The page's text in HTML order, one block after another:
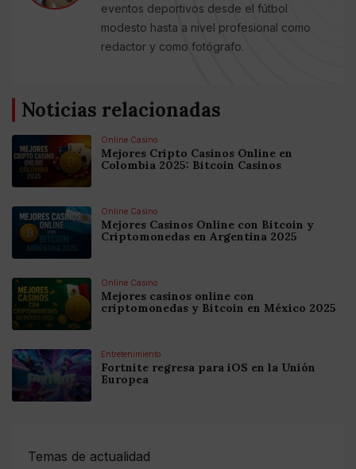
eventos deportivos desde el fútbol
modesto hasta a nivel profesional como
redactor y como fotógrafo.
Noticias relacionadas
Online Casino
Mejores Cripto Casinos Online en
Colombia 2025: Bitcoin Casinos
Online Casino
Mejores Casinos Online con Bitcoin y
Criptomonedas en Argentina 2025
Online Casino
Mejores casinos online con
criptomonedas y Bitcoin en México 2025
Entretenimiento
Fortnite regresa para iOS en la Unión
Europea
Temas de actualidad